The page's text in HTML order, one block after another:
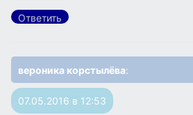
Ответить
вероника корстылёва:
07.05.2016 в 12:53